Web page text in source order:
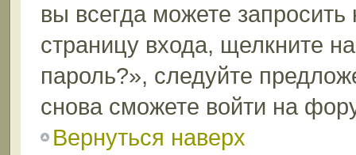
вы всегда можете
страницу входа, щелкните
пароль?», следуйте
снова сможете войти на
Вернуться наверх